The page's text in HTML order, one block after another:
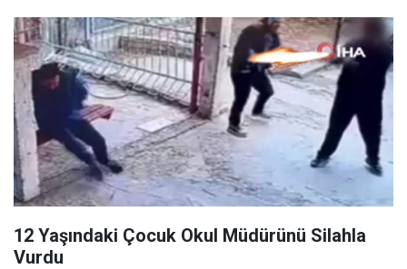
12 Yaşındaki Çocuk Okul Müdürünü Silahla
Vurdu